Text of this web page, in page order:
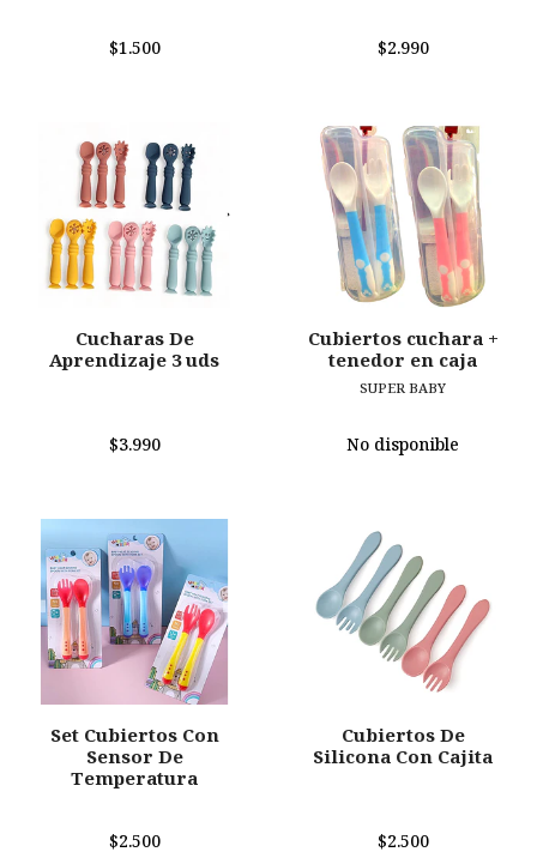
$1.500 $2.990
Cucharas De
Aprendizaje 3 uds
$3.990
Cubiertos cuchara +
tenedor en caja
SUPER BABY
No disponible
Set Cubiertos Con
Sensor De
Temperatura
$2.500
Cubiertos De
Silicona Con Cajita
$2.500